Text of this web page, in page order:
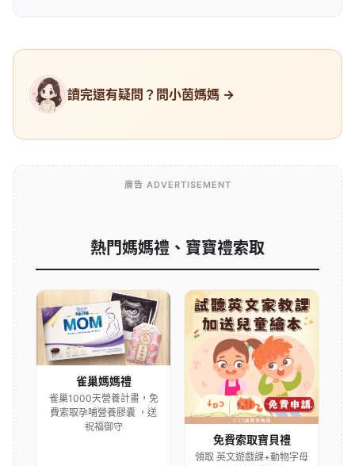
讀完還有疑問？問小茵媽媽 →
廣告 ADVERTISEMENT
熱門媽媽禮、寶寶禮索取
雀巢媽媽禮
雀巢1000天營養計畫，免
費索取孕哺營養膠囊 ，送
祝福御守
免費索取寶貝禮
領取 英文遊戲課+動物字母